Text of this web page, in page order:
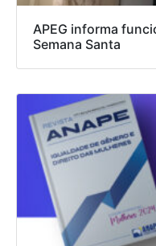
APEG informa
Semana Santa